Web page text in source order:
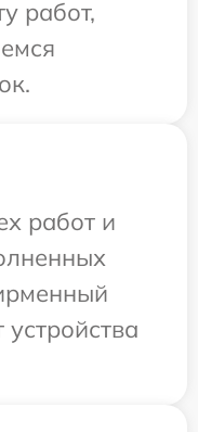
работ,
работ и